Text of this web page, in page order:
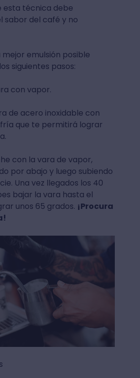
esta técnica debe
sabor del café y no
emulsión posible
siguientes pasos:
con vapor.
de acero inoxidable con
que te permitirá lograr
con la vara de vapor,
por abajo y luego subiendo
Una vez llegados los 40
bajar la vara hasta el
unos 65 grados. ¡Procura